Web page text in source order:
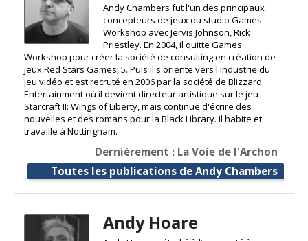
Andy Chambers fut l'un des principaux
concepteurs de jeux du studio Games
Workshop avec Jervis Johnson, Rick
Priestley. En 2004, il quitte Games
Workshop pour créer la société de consulting en création de
jeux Red Stars Games, 5. Puis il s'oriente vers l'industrie du
jeu vidéo et est recruté en 2006 par la société de Blizzard
Entertainment où il devient directeur artistique sur le jeu
Starcraft II: Wings of Liberty, mais continue d'écrire des
nouvelles et des romans pour la Black Library. Il habite et
travaille à Nottingham.
Dernièrement : La Voie de l'Archon
Toutes les publications de Andy Chambers
Andy Hoare